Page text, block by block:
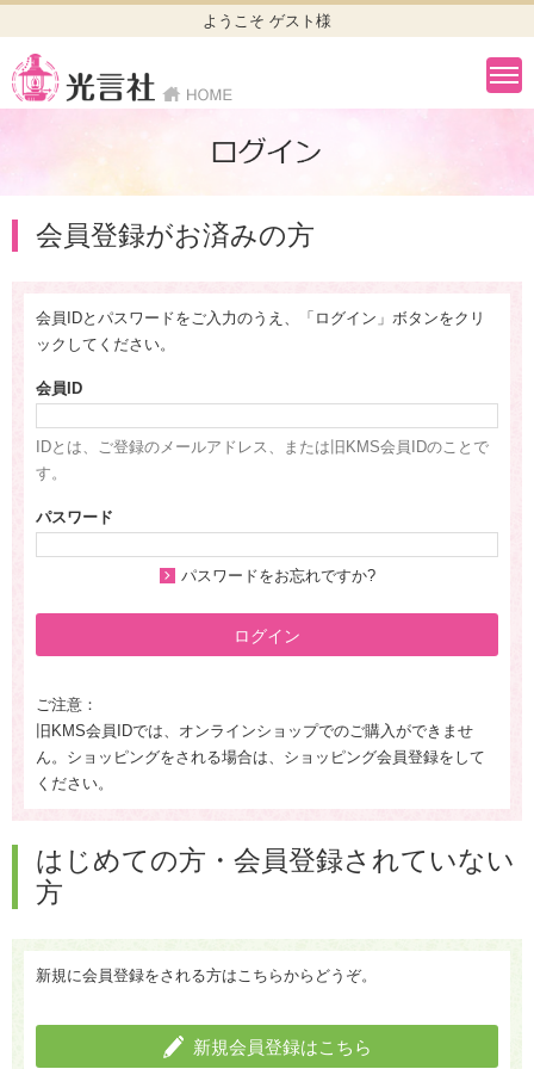
ようこそ ゲスト様
会員登録がお済みの方
会員IDとパスワードをご入力のうえ、「ログイン」ボタンをクリ
ックしてください。
会員ID
IDとは、ご登録のメールアドレス、または旧KMS会員IDのことで
す。
パスワード
パスワードをお忘れですか?
ログイン
ご注意：
旧KMS会員IDでは、オンラインショップでのご購入ができませ
ん。ショッピングをされる場合は、ショッピング会員登録をして
ください。
はじめての方・会員登録されていない
方
新規に会員登録をされる方はこちらからどうぞ。
新規会員登録はこちら